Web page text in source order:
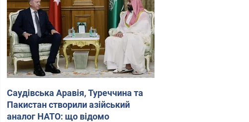
Саудівська Аравія, Туреччина та
Пакистан створили азійський
аналог НАТО: що відомо